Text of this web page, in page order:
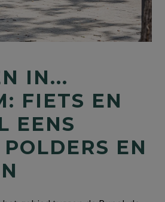
IN...
FIETS EN
EENS
EN